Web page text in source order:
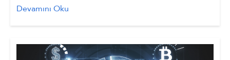
Devamını Oku